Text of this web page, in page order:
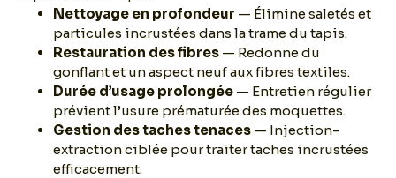
Nettoyage en profondeur — Élimine saletés et
particules incrustées dans la trame du tapis.
Restauration des fibres — Redonne du
gonflant et un aspect neuf aux fibres textiles.
Durée d’usage prolongée — Entretien régulier
prévient l’usure prématurée des moquettes.
Gestion des taches tenaces — Injection-
extraction ciblée pour traiter taches incrustées
efficacement.